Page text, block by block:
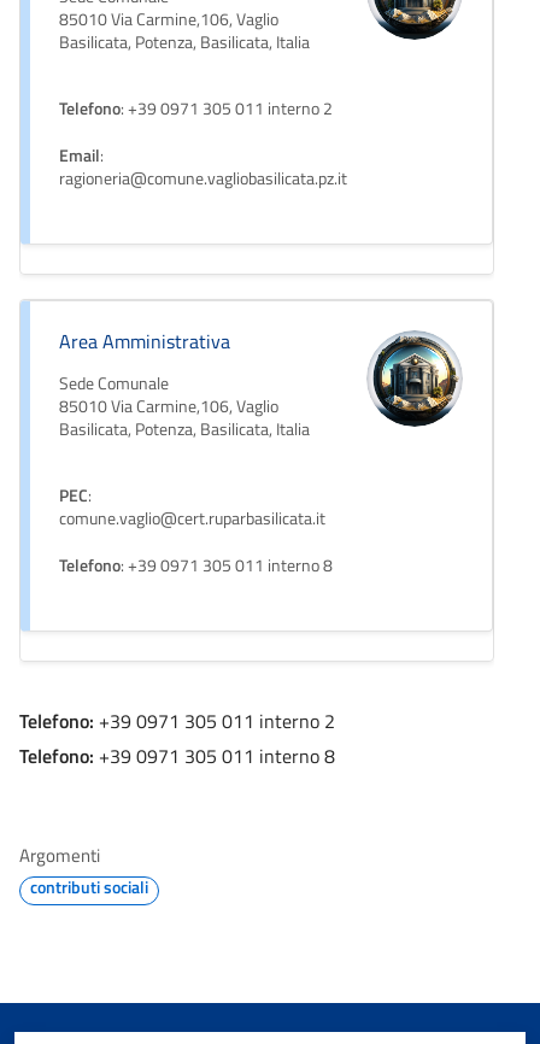
85010 Via Carmine,106, Vaglio
Basilicata, Potenza, Basilicata, Italia
Telefono: +39 0971 305 011 interno 2
Email:
ragioneria@comune.vagliobasilicata.pz.it
Area Amministrativa
Sede Comunale
85010 Via Carmine,106, Vaglio
Basilicata, Potenza, Basilicata, Italia
PEC:
comune.vaglio@cert.ruparbasilicata.it
Telefono: +39 0971 305 011 interno 8
Telefono: +39 0971 305 011 interno 2
Telefono: +39 0971 305 011 interno 8
Argomenti
contributi sociali